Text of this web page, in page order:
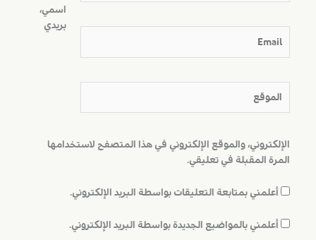
اسمي،
بريدي
الإلكتروني، والموقع الإلكتروني في هذا المتصفح لاستخدامها
المرة المقبلة في تعليقي.
أعلمني بمتابعة التعليقات بواسطة البريد الإلكتروني.
أعلمني بالمواضيع الجديدة بواسطة البريد الإلكتروني.